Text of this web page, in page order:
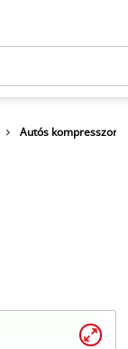
Autós kompresszor